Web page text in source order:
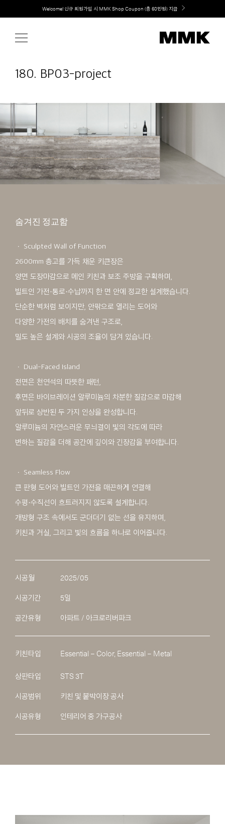
content
취향대로 완성하는 커스텀 아일랜드 키친, MMK The Island 출시
180. BP03-project
숨겨진 정교함
ㆍ Sculpted Wall of Function
2600mm 층고를 가득 채운 키큰장은
양면 도장마감으로 메인 키친과 보조 주방을 구획하며,
빌트인 가전·통로·수납까지 한 면 안에 정교한 설계했습니다.
단순한 벽처럼 보이지만, 안팎으로 열리는 도어와
다양한 가전의 배치를 숨겨낸 구조로,
밀도 높은 설계와 시공의 조율이 담겨 있습니다.
ㆍ Dual-Faced Island
전면은 천연석의 따뜻한 패턴,
후면은 바이브레이션 알루미늄의 차분한 질감으로 마감해
앞뒤로 상반된 두 가지 인상을 완성합니다.
알루미늄의 자연스러운 무늬결이 빛의 각도에 따라
변하는 질감을 더해 공간에 깊이와 긴장감을 부여합니다.
ㆍ Seamless Flow
큰 판형 도어와 빌트인 가전을 매끈하게 연결해
수평·수직선이 흐트러지지 않도록 설계합니다.
개방형 구조 속에서도 군더더기 없는 선을 유지하며,
키친과 거실, 그리고 빛의 흐름을 하나로 이어줍니다.
시공월 2025/05
시공기간 5일
공간유형 아파트 / 아크로리버파크
키친타입 Essential – Color, Essential – Metal
상판타입 STS 3T
시공범위 키친 및 붙박이장 공사
시공유형 인테리어 중 가구공사